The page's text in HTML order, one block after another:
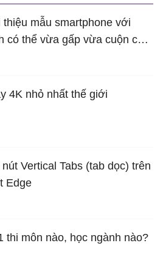
mẫu smartphone với
có thể vừa gấp vừa cuộn cực
4K nhỏ nhất thế giới
Vertical Tabs (tab dọc) trên
Edge
thi môn nào, học ngành nào?